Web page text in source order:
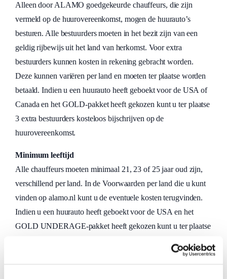
Alleen door ALAMO goedgekeurde chauffeurs, die zijn
vermeld op de huurovereenkomst, mogen de huurauto’s
besturen. Alle bestuurders moeten in het bezit zijn van een
geldig rijbewijs uit het land van herkomst. Voor extra
bestuurders kunnen kosten in rekening gebracht worden.
Deze kunnen variëren per land en moeten ter plaatse worden
betaald. Indien u een huurauto heeft geboekt voor de USA of
Canada en het GOLD-pakket heeft gekozen kunt u ter plaatse
3 extra bestuurders kosteloos bijschrijven op de
huurovereenkomst.
Minimum leeftijd
Alle chauffeurs moeten minimaal 21, 23 of 25 jaar oud zijn,
verschillend per land. In de Voorwaarden per land die u kunt
vinden op alamo.nl kunt u de eventuele kosten terugvinden.
Indien u een huurauto heeft geboekt voor de USA en het
GOLD UNDERAGE-pakket heeft gekozen kunt u ter plaatse